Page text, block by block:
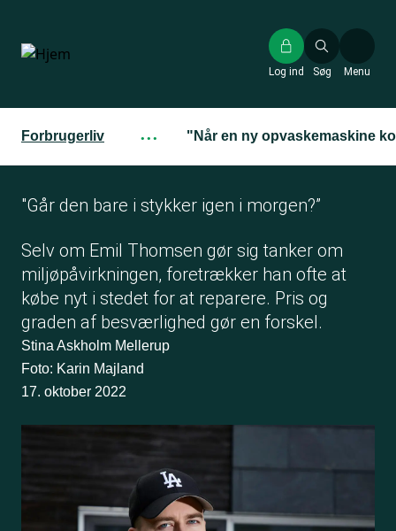
hovedindhold
Søg
Log ind Menu
Forbrugerliv ··· "Når en ny opvaskemaskine
"Går den bare i stykker igen i morgen?”
Selv om Emil Thomsen gør sig tanker om
miljø­påvirkningen, foretrækker han ofte at
købe nyt i stedet for at reparere. Pris og
graden af besværlighed gør en forskel.
Stina Askholm Mellerup
Foto: Karin Majland
17. oktober 2022